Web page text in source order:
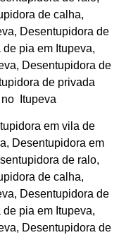
de calha,
Desentupidora de
pia em Itupeva,
Desentupidora de
de privada
Itupeva
em vila de
Desentupidora em
de ralo,
de calha,
Desentupidora de
pia em Itupeva,
Desentupidora de